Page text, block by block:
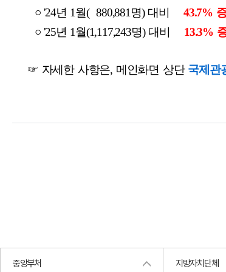
○ '24년 1월( 880,881명) 대비 43.7%
○ '25년 1월(1,117,243명) 대비 13.3%
☞ 자세한 사항은, 메인화면 상단 국제관
중앙부처 지방자치단체